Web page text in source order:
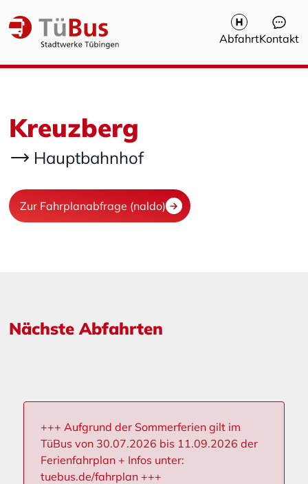
AbfahrtKontakt
Kreuzberg
Hauptbahnhof
Zur Fahrplanabfrage (naldo)
Nächste Abfahrten
+++ Aufgrund der Sommerferien gilt im
TüBus von 30.07.2026 bis 11.09.2026 der
Ferienfahrplan + Infos unter:
tuebus.de/fahrplan +++